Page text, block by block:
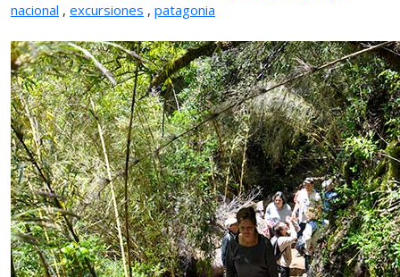
nacional , excursiones , patagonia